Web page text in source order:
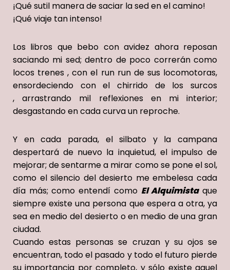
¡Qué sutil manera de saciar la sed en el camino!
¡Qué viaje tan intenso!
Los libros que bebo conavidez ahora reposan
saciando mi sed; dentro de poco correrán como
locos trenes , conel run run de sus locomotoras,
ensordeciendo
con el chirrido de los surcos
,arrastrando mil reflexiones en mi interior;
desgastando en cada curva un reproche.
Y en cada parada, el silbato y la campana
despertará de nuevo la inquietud, el impulso de
mejorar;de sentarme a mirar comose poneel sol,
como el silencio del desierto me embelesa cada
día más; comoentendí como El Alquimistaque
siempre existe una persona que espera a otra, ya
sea en medio del desierto o en medio de una gran
ciudad.
Cuando estas personas se cruzan y su ojos se
encuentran, todo el pasado y todo el futuro pierde